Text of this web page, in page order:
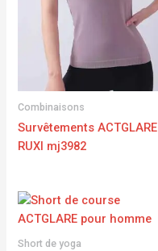
Combinaisons
Survêtements ACTGLARE
RUXI mj3982
Short de yoga